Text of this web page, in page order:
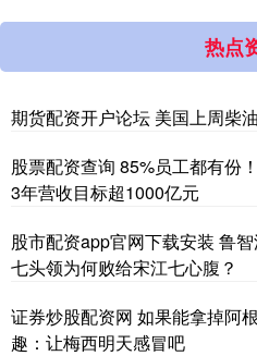
热点
期货配资开户论坛 美国上周柴
股票配资查询 85%员工都有份
3年营收目标超1000亿元
股市配资app官网下载安装 鲁
七头领为何败给宋江七心腹？
证券炒股配资网 如果能拿掉阿
趣：让梅西明天感冒吧